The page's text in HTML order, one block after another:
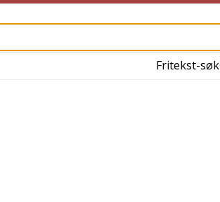
Fritekst-søk